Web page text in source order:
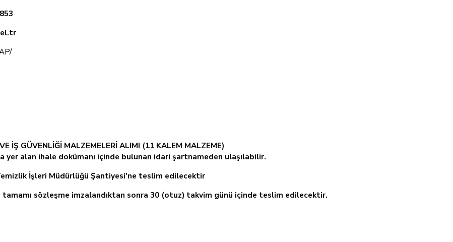
İŞ GÜVENLİĞİ MALZEMELERİ ALIMI (11 KALEM MALZEME)
yer alan ihale dokümanı içinde bulunan idari şartnameden ulaşılabilir.
İşleri Müdürlüğü Şantiyesi'ne teslim edilecektir
tamamı sözleşme imzalandıktan sonra 30 (otuz) takvim günü içinde teslim edilecektir.